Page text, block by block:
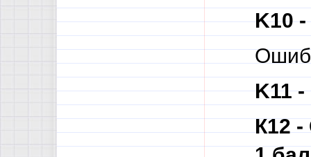
K10
K11
К12 -